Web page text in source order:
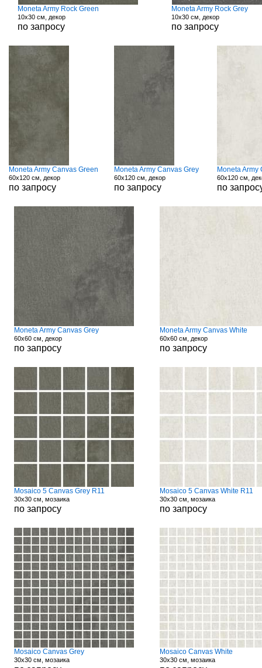
Moneta Army Rock Green
10x30 см, декор
по запросу
Moneta Army Rock Grey
10x30 см, декор
по запросу
Moneta Army Canvas Green
60x120 см, декор
по запросу
Moneta Army Canvas Grey
60x120 см, декор
по запросу
Moneta Army
60x120 см,
по
Moneta Army Canvas Grey
60x60 см, декор
по запросу
Moneta Army Canvas White
60x60 см, декор
по запросу
Mosaico 5 Canvas Grey R11
30x30 см, мозаика
по запросу
Mosaico 5 Canvas White R11
30x30 см, мозаика
по запросу
Mosaico Canvas Grey
30x30 см, мозаика
Mosaico Canvas White
30x30 см, мозаика